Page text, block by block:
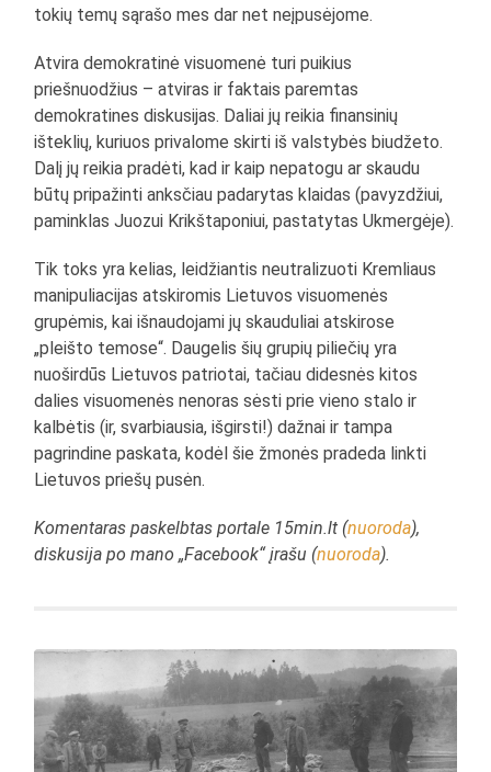
tokių temų sąrašo mes dar net neįpusėjome.
Atvira demokratinė visuomenė turi puikius
priešnuodžius – atviras ir faktais paremtas
demokratines diskusijas. Daliai jų reikia finansinių
išteklių, kuriuos privalome skirti iš valstybės biudžeto.
Dalį jų reikia pradėti, kad ir kaip nepatogu ar skaudu
būtų pripažinti anksčiau padarytas klaidas (pavyzdžiui,
paminklas Juozui Krikštaponiui, pastatytas Ukmergėje).
Tik toks yra kelias, leidžiantis neutralizuoti Kremliaus
manipuliacijas atskiromis Lietuvos visuomenės
grupėmis, kai išnaudojami jų skauduliai atskirose
„pleišto temose“. Daugelis šių grupių piliečių yra
nuoširdūs Lietuvos patriotai, tačiau didesnės kitos
dalies visuomenės nenoras sėsti prie vieno stalo ir
kalbėtis (ir, svarbiausia, išgirsti!) dažnai ir tampa
pagrindine paskata, kodėl šie žmonės pradeda linkti
Lietuvos priešų pusėn.
Komentaras paskelbtas portale 15min.lt (nuoroda),
diskusija po mano „Facebook“ įrašu (nuoroda).